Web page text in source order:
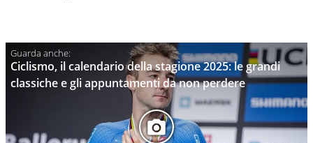
Ciclismo, il calendario della stagione 2025: le grandi
classiche e gli appuntamenti da non perdere